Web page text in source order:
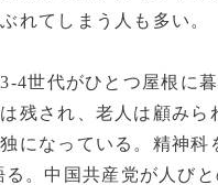
れてしまう人も多い。
4世代がひとつ屋根に
残され、老人は顧み
になっている。精神
。中国共産党が人び